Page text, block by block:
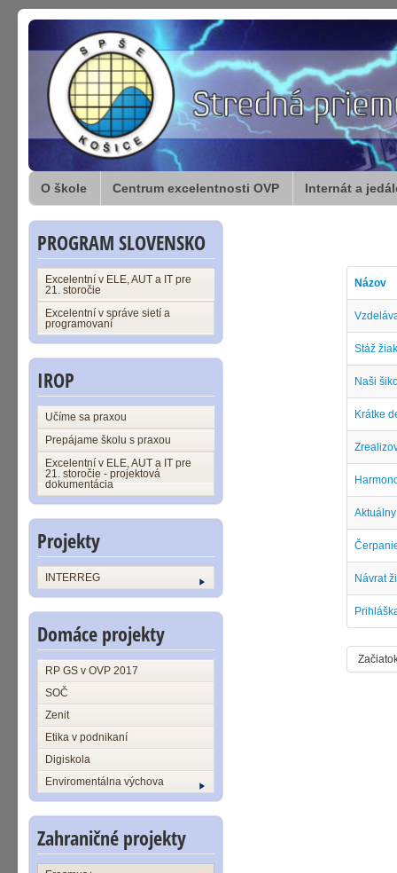
O škole Centrum excelentnosti OVP Internát a
PROGRAM SLOVENSKO
Excelentní v ELE, AUT a IT pre
21. storočie
Excelentní v správe sietí a
programovaní
IROP
Učíme sa praxou
Prepájame školu s praxou
Excelentní v ELE, AUT a IT pre
21. storočie - projektová
dokumentácia
Projekty
INTERREG
Domáce projekty
RP GS v OVP 2017
SOČ
Zenit
Etika v podnikaní
Digiskola
Enviromentálna výchova
Zahraničné projekty
Názov
Stáž
Naši
Krátke
Návrat